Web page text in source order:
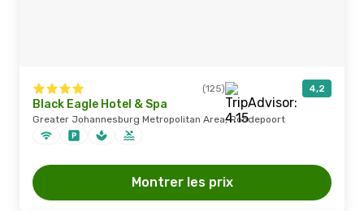
(125) 4,2
Black Eagle Hotel & Spa
Greater Johannesburg Metropolitan Area, Roodepoort
Montrer les prix